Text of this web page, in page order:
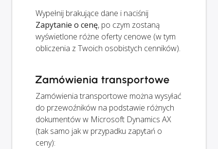
Wypełnij brakujące dane i naciśnij
Zapytanie o cenę, po czym zostaną
wyświetlone różne oferty cenowe (w tym
obliczenia z Twoich osobistych cenników).
Zamówienia transportowe
Zamówienia transportowe można wysyłać
do przewoźników na podstawie różnych
dokumentów w Microsoft Dynamics AX
(tak samo jak w przypadku zapytań o
ceny):